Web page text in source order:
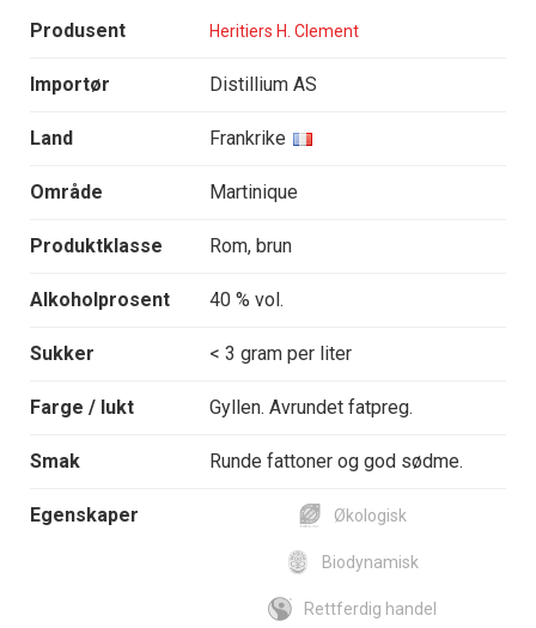
Produsent Heritiers H. Clement
Importør Distillium AS
Land Frankrike
Område Martinique
Produktklasse Rom, brun
Alkoholprosent 40 % vol.
Sukker < 3 gram per liter
Farge / lukt Gyllen. Avrundet fatpreg.
Smak Runde fattoner og god sødme.
Egenskaper Økologisk
Biodynamisk
Rettferdig handel